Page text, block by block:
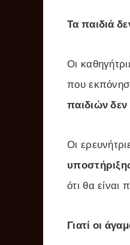
Τα παιδιά
Οι
που
παιδιών
Οι
ότι θα είναι
Γιατί οι